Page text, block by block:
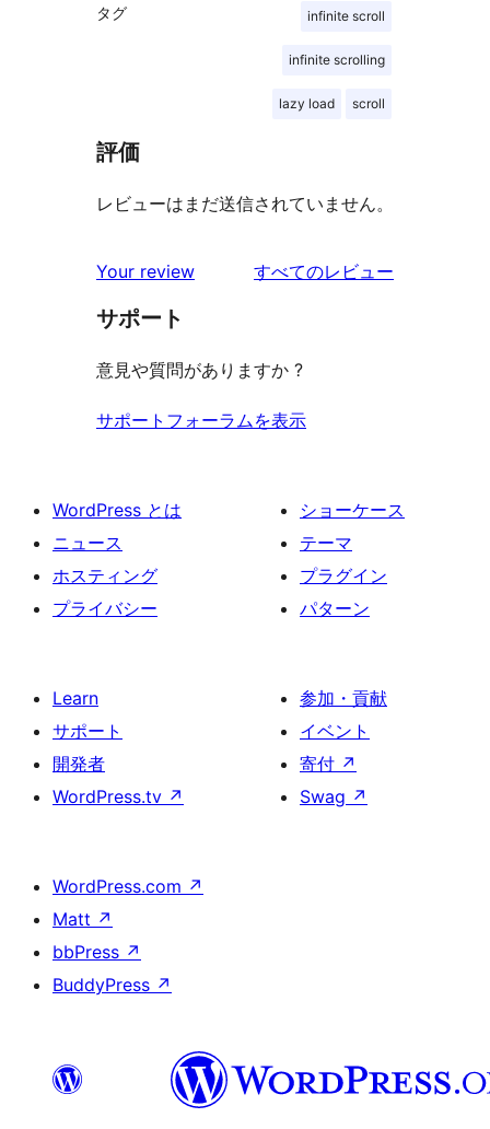
タグ infinite scroll
infinite scrolling
lazy load scroll
評価
レビューはまだ送信されていません。
Your review すべてのレビュー
サポート
意見や質問がありますか ?
サポートフォーラムを表示
WordPress とは
ニュース
ホスティング
プライバシー
ショーケース
テーマ
プラグイン
パターン
Learn
サポート
開発者
WordPress.tv ↗
参加・貢献
イベント
寄付 ↗
Swag ↗
WordPress.com ↗
Matt ↗
bbPress ↗
BuddyPress ↗